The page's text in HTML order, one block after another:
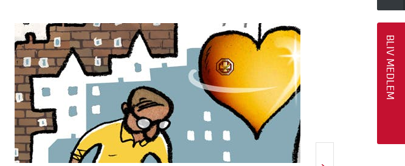
NÆSTE ARTIKEL
BLIV MEDLEM